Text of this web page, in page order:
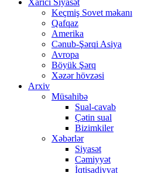
Xarici Siyasət
Keçmiş Sovet məkanı
Qafqaz
Amerika
Cənub-Şərqi Asiya
Avropa
Böyük Şərq
Xəzər hövzəsi
Arxiv
Müsahibə
Sual-cavab
Çətin sual
Bizimkiler
Xəbərlər
Siyasət
Cəmiyyət
İqtisadiyyat